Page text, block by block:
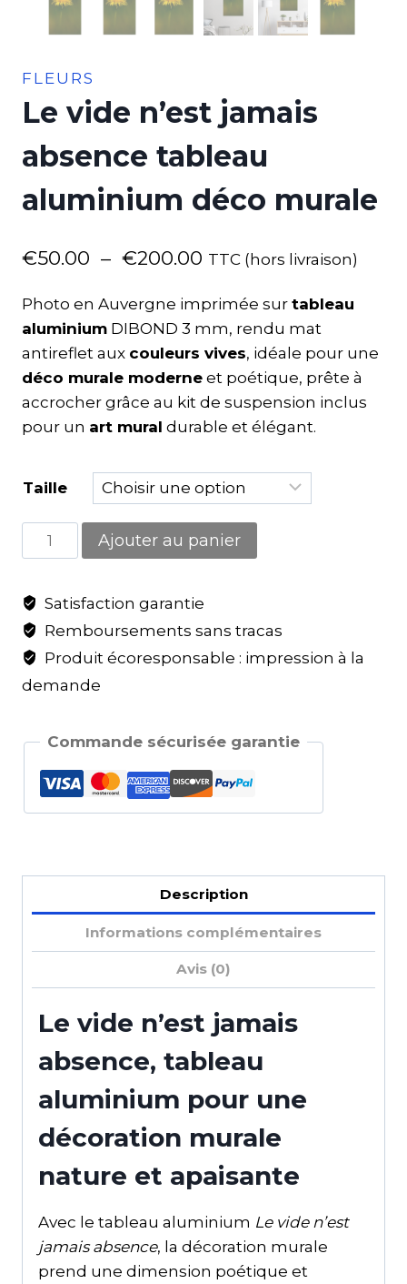
FLEURS
Le vide n’est jamais
absence tableau
aluminium déco murale
€50.00 – €200.00 TTC (hors livraison)
Photo en Auvergne imprimée sur tableau
aluminium DIBOND 3 mm, rendu mat
antireflet aux couleurs vives, idéale pour une
déco murale moderne et poétique, prête à
accrocher grâce au kit de suspension inclus
pour un art mural durable et élégant.
Taille
Ajouter au panier
Satisfaction garantie
Remboursements sans tracas
Produit écoresponsable : impression à la
demande
Commande sécurisée garantie
Description
Informations complémentaires
Avis (0)
Le vide n’est jamais
absence, tableau
aluminium pour une
décoration murale
nature et apaisante
Avec le tableau aluminium Le vide n’est
jamais absence, la décoration murale
prend une dimension poétique et